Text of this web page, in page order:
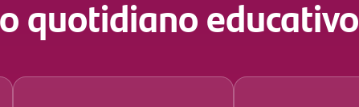
quotidiano educativo